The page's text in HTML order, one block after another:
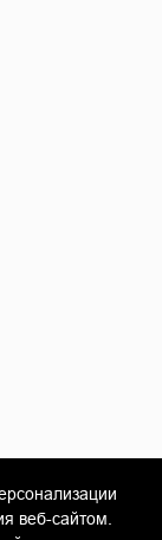
веб-сайтом.